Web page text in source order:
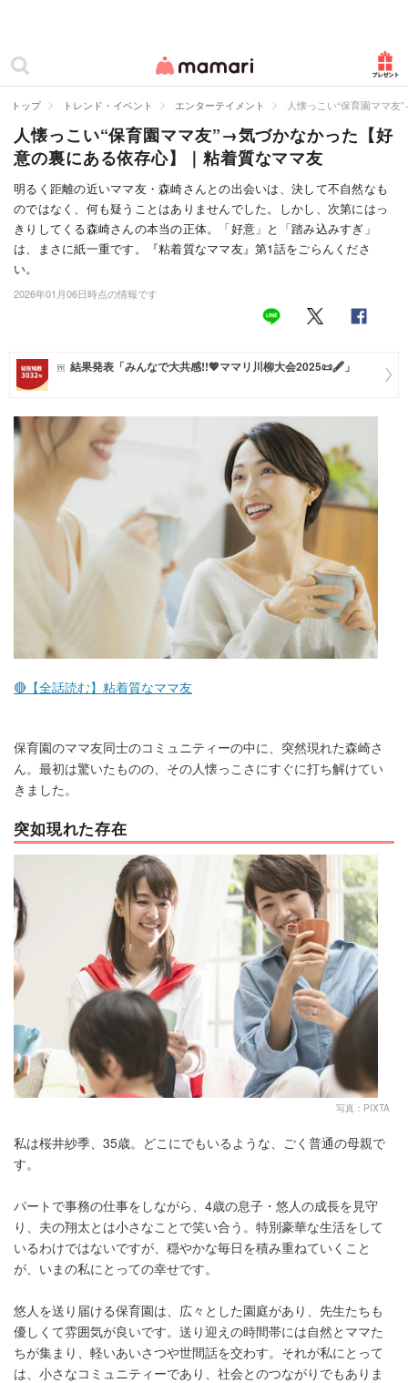
ママリ
カテゴリー一覧
妊娠
出産
赤ちゃん・育児
子育て・家族
病院
お仕事
マネー
トレンド・イベント
トップ トレンド・イベント エンターテイメント 人懐っこい“保育園ママ
人懐っこい“保育園ママ友”→気づかなかった【好
意の裏にある依存心】｜粘着質なママ友
明るく距離の近いママ友・森崎さんとの出会いは、決して不自然なも
のではなく、何も疑うことはありませんでした。しかし、次第にはっ
きりしてくる森崎さんの本当の正体。「好意」と「踏み込みすぎ」
は、まさに紙一重です。『粘着質なママ友』第1話をごらんくださ
い。
2026年01月06日時点の情報です
結果発表「みんなで大共感!!💖ママリ川柳大会2025📜🖋️」
🔴【全話読む】粘着質なママ友
保育園のママ友同士のコミュニティーの中に、突然現れた森崎さ
ん。最初は驚いたものの、その人懐っこさにすぐに打ち解けてい
きました。
突如現れた存在
写真：PIXTA
私は桜井紗季、35歳。どこにでもいるような、ごく普通の母親で
す。
パートで事務の仕事をしながら、4歳の息子・悠人の成長を見守
り、夫の翔太とは小さなことで笑い合う。特別豪華な生活をして
いるわけではないですが、穏やかな毎日を積み重ねていくこと
が、いまの私にとっての幸せです。
悠人を送り届ける保育園は、広々とした園庭があり、先生たちも
優しくて雰囲気が良いです。送り迎えの時間帯には自然とママた
ちが集まり、軽いあいさつや世間話を交わす。それが私にとって
は、小さなコミュニティーであり、社会とのつながりでもありま